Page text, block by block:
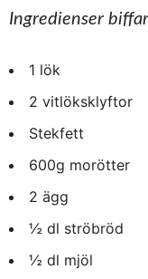
Ingredienser
1 lök
2 vitlöksklyftor
Stekfett
600g morötter
2 ägg
½ dl ströbröd
½ dl mjöl